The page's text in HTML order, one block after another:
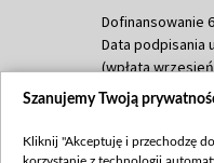
Dofinansowanie
Data podpisania
(wpłata
Dofinansowanie
(wpłata
Szanujemy Twoją
Kliknij "Akceptuję i przechodzę